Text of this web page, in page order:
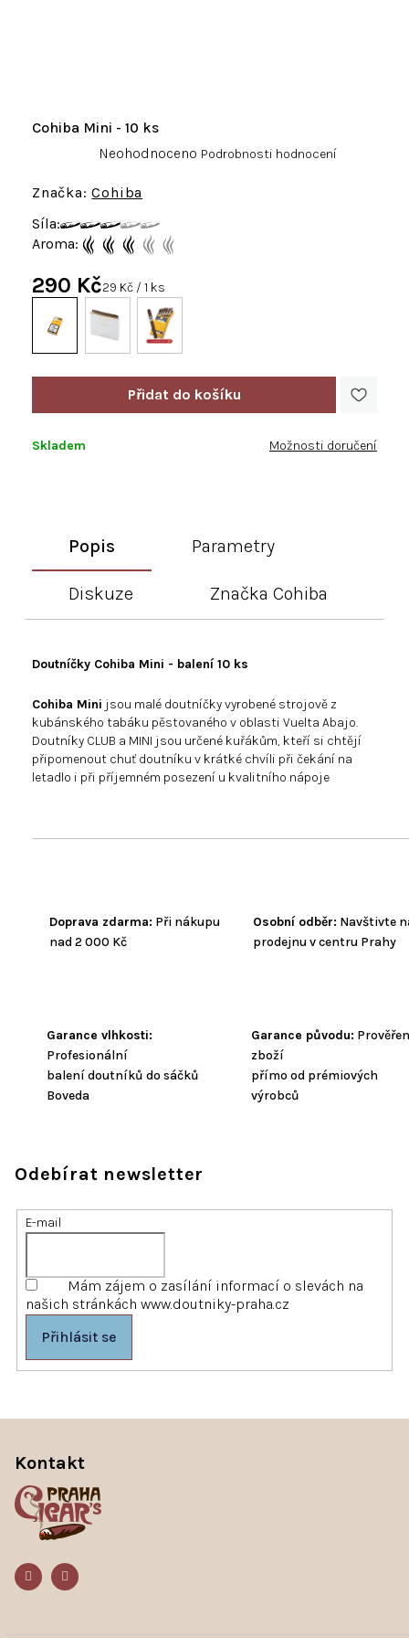
290 KčMěrná
29 Kč / 1 ks
Skladem Možnosti doručení
Cohiba Mini - 10 ks
Cohiba
Průměrné
produktu
0,0
z
hvězdiček.
Neohodnoceno Podrobnosti hodnocení
Aroma:
Síla:
Doprava zdarma: Při nákupu
nad 2 000 Kč
Osobní odběr: Navštivte
prodejnu v centru Prahy
Garance vlhkosti:
Profesionální
balení doutníků do sáčků
Boveda
Garance původu:
zboží
přímo od prémiových
výrobců
Popis Parametry
Diskuze Značka Cohiba
Doutníčky Cohiba Mini - balení 10 ks
Cohiba Mini jsou malé doutníčky vyrobené strojově z
kubánského tabáku pěstovaného v oblasti Vuelta Abajo.
Doutníky CLUB a MINI jsou určené kuřákům, kteří si chtějí
připomenout chuť doutníku v krátké chvíli při čekání na
letadlo i při příjemném posezení u kvalitního nápoje
Odebírat newsletter
E-mail
Mám zájem o zasílání informací o slevách na
našich stránkách www.doutniky-praha.cz
Přihlásit se
Kontakt